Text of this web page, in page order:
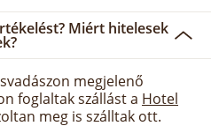
Miért hitelesek
megjelenő
foglaltak szállást a Hotel
meg is szálltak ott.